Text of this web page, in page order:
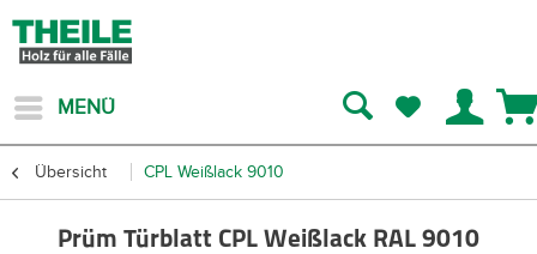
MENÜ
Übersicht CPL Weißlack 9010
Prüm Türblatt CPL Weißlack RAL 9010